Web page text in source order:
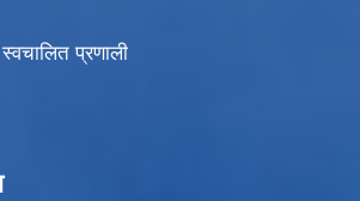
प्रणाली